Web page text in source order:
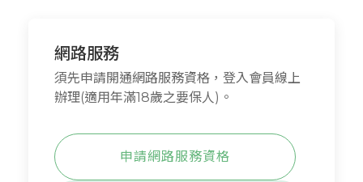
網路服務
須先申請開通網路服務資格，登入會員線上
辦理(適用年滿18歲之要保人)。
申請網路服務資格